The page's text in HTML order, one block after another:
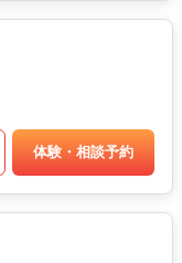
体験・相談予約